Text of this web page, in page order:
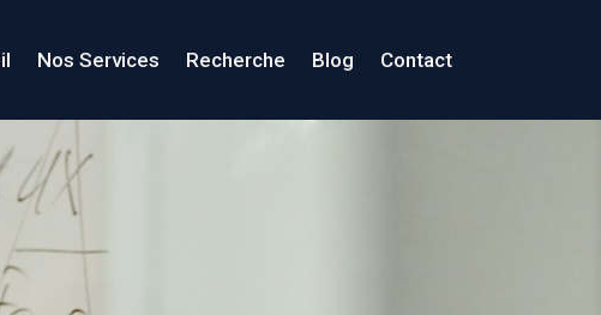
Nos Services Recherche Blog Contact